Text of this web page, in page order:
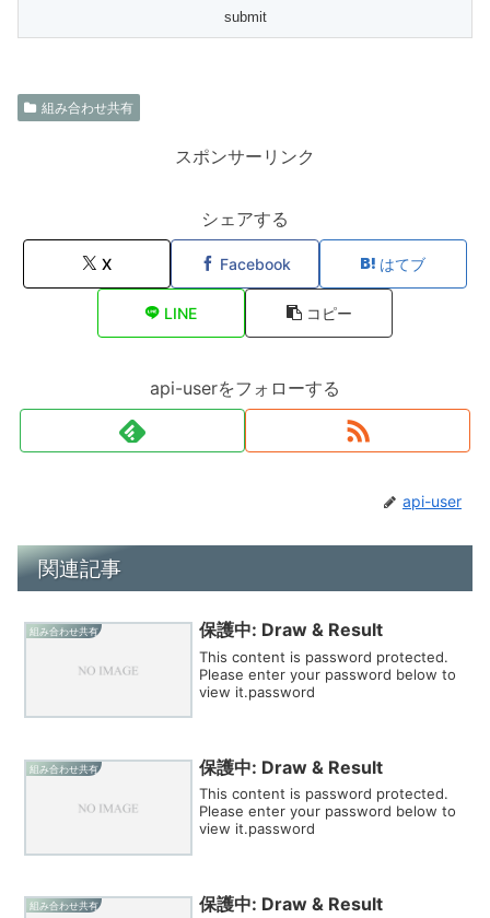
組み合わせ共有
スポンサーリンク
シェアする
X Facebook はてブ
LINE コピー
api-userをフォローする
api-user
関連記事
組み合わせ共有 保護中: Draw & Result
This content is password protected.
Please enter your password below to
view it.password
組み合わせ共有 保護中: Draw & Result
This content is password protected.
Please enter your password below to
view it.password
組み合わせ共有 保護中: Draw & Result